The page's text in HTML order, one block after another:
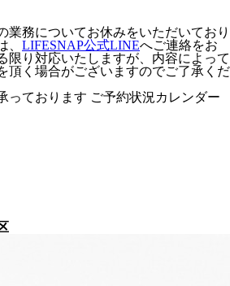
業務についてお休みをいただいており
、 LIFESNAP公式LINEへご連絡をお
限り対応いたしますが、内容によって
頂く場合がございますのでご了承くだ
っております ご予約状況カレンダー